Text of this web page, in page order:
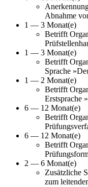
Abnahme
1 — 3 Monat(e)
Betrifft
1 — 3 Monat(e)
Betrifft
Sprache
1 — 2 Monat(e)
Betrifft
Erstsprache
6 — 12 Monat(e)
Betrifft
6 — 12 Monat(e)
Betrifft
2 — 6 Monat(e)
Zusätzliche
zum